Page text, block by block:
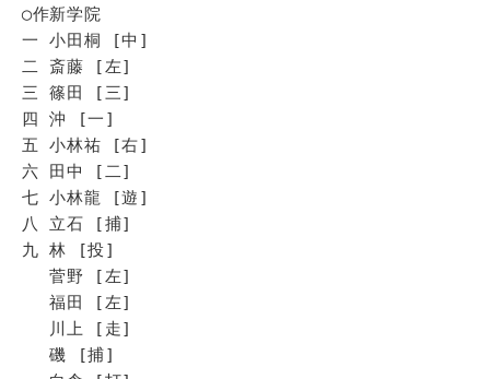
◯作新学院
一 小田桐 [中]
二 斎藤 [左]
三 篠田 [三]
四 沖 [一]
五 小林祐 [右]
六 田中 [二]
七 小林龍 [遊]
八 立石 [捕]
九 林 [投]
菅野 [左]
福田 [左]
川上 [走]
磯 [捕]